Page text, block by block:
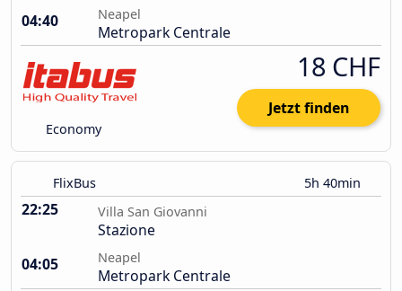
04:40
Neapel
Metropark Centrale
Economy
18 CHF
Jetzt finden
FlixBus 5h 40min
22:25 Villa San Giovanni
Stazione
04:05
Neapel
Metropark Centrale